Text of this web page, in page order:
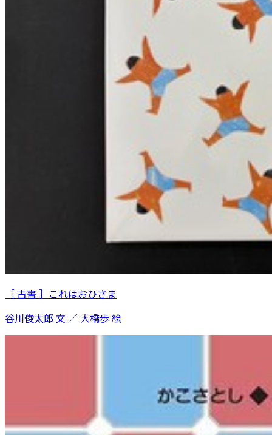
［ 古書 ］これはおひさま
谷川俊太郎 文 ／ 大橋歩 絵